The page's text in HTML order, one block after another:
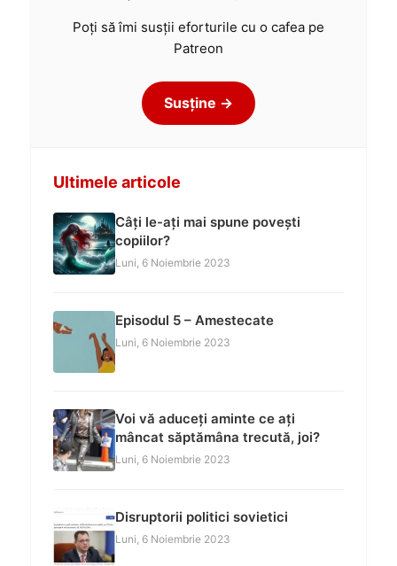
Poți să îmi susții eforturile cu o cafea pe
Patreon
Susține →
Ultimele articole
Câți le-ați mai spune povești
copiilor?
Luni, 6 Noiembrie 2023
Episodul 5 – Amestecate
Luni, 6 Noiembrie 2023
Voi vă aduceți aminte ce ați
mâncat săptămâna trecută, joi?
Luni, 6 Noiembrie 2023
Disruptorii politici sovietici
Luni, 6 Noiembrie 2023